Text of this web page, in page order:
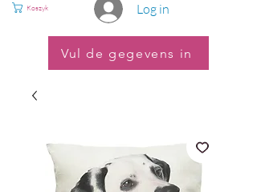
Log in
Koszyk
Vul de gegevens in